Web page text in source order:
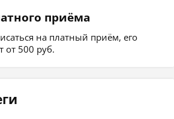
приёма
на платный приём, его
от 500 руб.